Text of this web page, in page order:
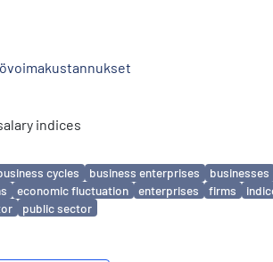
indices
cycles business enterprises businesses
economic fluctuation enterprises firms
public sector